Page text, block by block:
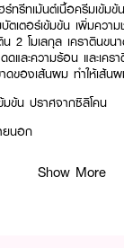
ร์ทรีทเม้นต์เนื้อครีมเข้ม
ตเตอร์เข้มข้น เพิ่มควา
2 โมเลกุล เคราตินขน
ดและความร้อน และเค
ดของเส้นผม ทำให้เส้น
มข้น ปราศจากซิลิโคน
ยนอก
ม
Show More